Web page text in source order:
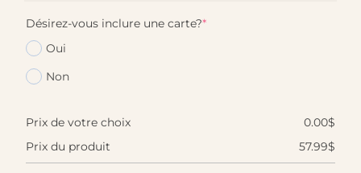
Désirez-vous inclure une carte?*
Oui
Non
Prix de votre choix 0.00$
Prix du produit
57.99$